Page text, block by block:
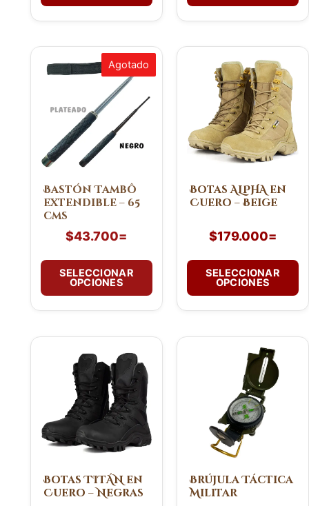
Agotado
Bastón Tambô
extendible – 65
cms
$43.700=
SELECCIONAR
OPCIONES
producto
múltiples
variantes.
opciones
se
pueden
elegir
en
producto
Botas ALPHA en
Cuero – Beige
$179.000=
SELECCIONAR
OPCIONES
producto
múltiples
variantes.
Las
opciones
pueden
elegir
producto
Botas TITÁN en
Cuero – Negras
producto
múltiples
variantes.
Las
opciones
pueden
elegir
Brújula Táctica
Militar